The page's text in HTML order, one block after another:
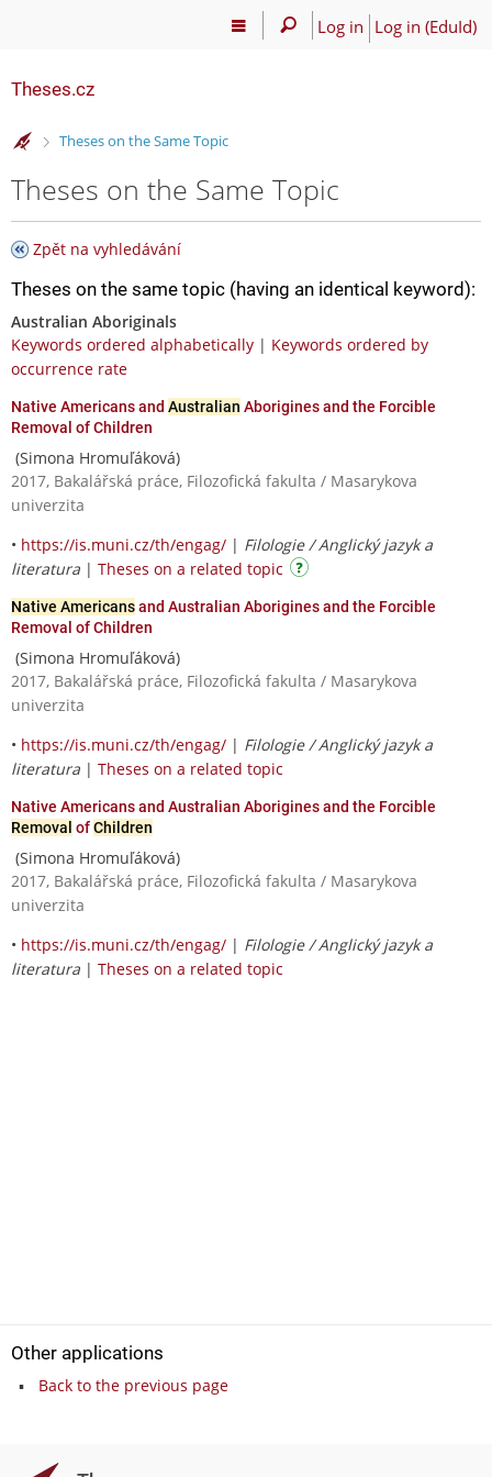
Log in Log in (EduId)
Theses.cz
>
Theses on the Same Topic
Theses on the Same Topic
Zpět na vyhledávání
Theses on the same topic (having an identical keyword):
Australian Aboriginals
Keywords ordered alphabetically | Keywords ordered by
occurrence rate
Native Americans and Australian Aborigines and the Forcible
Removal of Children
(Simona Hromuľáková)
2017, Bakalářská práce, Filozofická fakulta / Masarykova
univerzita
• https://is.muni.cz/th/engag/ | Filologie / Anglický jazyk a
literatura | Theses on a related topic
Native Americansand Australian Aborigines and the Forcible
Removal of Children
(Simona Hromuľáková)
2017, Bakalářská práce, Filozofická fakulta / Masarykova
univerzita
• https://is.muni.cz/th/engag/ | Filologie / Anglický jazyk a
literatura | Theses on a related topic
Native Americans and Australian Aborigines and the Forcible
Removal ofChildren
(Simona Hromuľáková)
2017, Bakalářská práce, Filozofická fakulta / Masarykova
univerzita
• https://is.muni.cz/th/engag/ | Filologie / Anglický jazyk a
literatura | Theses on a related topic
Other applications
Back to the previous page